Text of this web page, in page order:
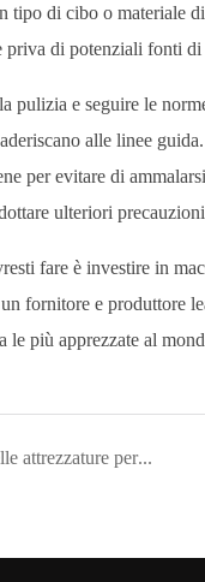
tipo di cibo o materiale
priva di potenziali fonti
pulizia e seguire le
alle linee
per evitare di
ulteriori
fare è investire in
fornitore e produttore
le più apprezzate al
Progettazione igienica e di sicurezza delle attrezzature per pasticceria Yinrich